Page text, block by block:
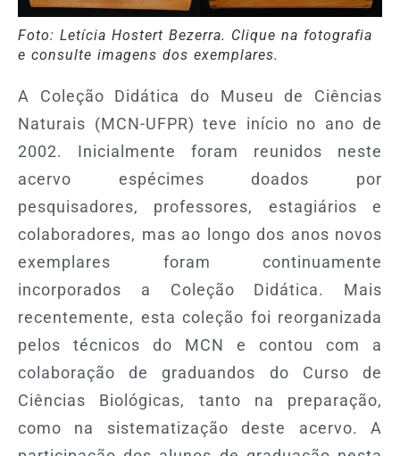
Foto: Letícia Hostert Bezerra. Clique na fotografia
e consulte imagens dos exemplares.
A Coleção Didática do Museu de Ciências
Naturais (MCN-UFPR) teve início no ano de
2002. Inicialmente foram reunidos neste
acervo espécimes doados por
pesquisadores, professores, estagiários e
colaboradores, mas ao longo dos anos novos
exemplares foram continuamente
incorporados a Coleção Didática. Mais
recentemente, esta coleção foi reorganizada
pelos técnicos do MCN e contou com a
colaboração de graduandos do Curso de
Ciências Biológicas, tanto na preparação,
como na sistematização deste acervo. A